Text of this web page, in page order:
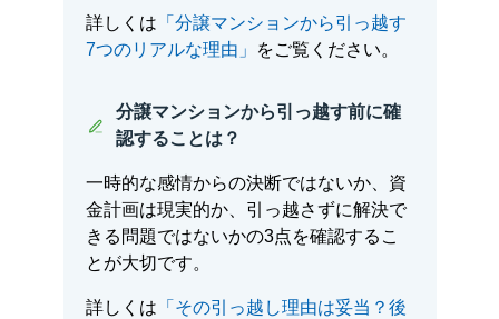
詳しくは 「分譲マンションから引っ越す
7つのリアルな理由」
をご覧ください。
分譲マンションから引っ越す前に確
認することは？
一時的な感情からの決断ではないか、資
金計画は現実的か、引っ越さずに解決で
きる問題ではないかの3点を確認するこ
とが大切です。
詳しくは 「その引っ越し理由は妥当？後